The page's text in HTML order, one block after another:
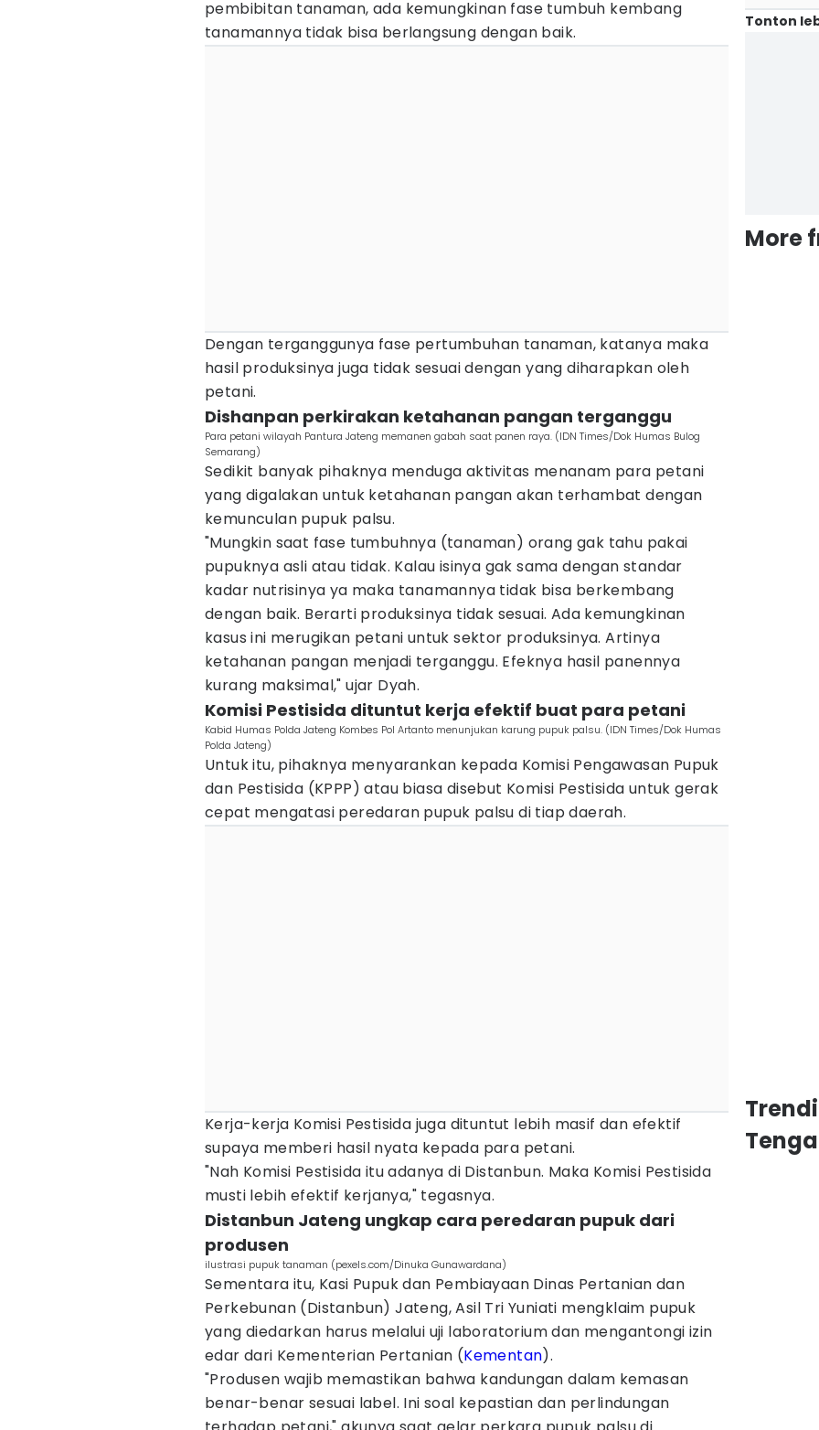
pembibitan tanaman, ada kemungkinan fase tumbuh kembang
tanamannya tidak bisa berlangsung dengan baik.
Dengan terganggunya fase pertumbuhan tanaman, katanya maka
hasil produksinya juga tidak sesuai dengan yang diharapkan oleh
petani.
Dishanpan perkirakan ketahanan pangan terganggu
Para petani wilayah Pantura Jateng memanen gabah saat panen raya. (IDN Times/Dok Humas Bulog
Semarang)
Sedikit banyak pihaknya menduga aktivitas menanam para petani
yang digalakan untuk ketahanan pangan akan terhambat dengan
kemunculan pupuk palsu.
"Mungkin saat fase tumbuhnya (tanaman) orang gak tahu pakai
pupuknya asli atau tidak. Kalau isinya gak sama dengan standar
kadar nutrisinya ya maka tanamannya tidak bisa berkembang
dengan baik. Berarti produksinya tidak sesuai. Ada kemungkinan
kasus ini merugikan petani untuk sektor produksinya. Artinya
ketahanan pangan menjadi terganggu. Efeknya hasil panennya
kurang maksimal," ujar Dyah.
Komisi Pestisida dituntut kerja efektif buat para petani
Kabid Humas Polda Jateng Kombes Pol Artanto menunjukan karung pupuk palsu. (IDN Times/Dok Humas
Polda Jateng)
Untuk itu, pihaknya menyarankan kepada Komisi Pengawasan Pupuk
dan Pestisida (KPPP) atau biasa disebut Komisi Pestisida untuk gerak
cepat mengatasi peredaran pupuk palsu di tiap daerah.
Kerja-kerja Komisi Pestisida juga dituntut lebih masif dan efektif
supaya memberi hasil nyata kepada para petani.
"Nah Komisi Pestisida itu adanya di Distanbun. Maka Komisi Pestisida
musti lebih efektif kerjanya," tegasnya.
Distanbun Jateng ungkap cara peredaran pupuk dari
produsen
ilustrasi pupuk tanaman (pexels.com/Dinuka Gunawardana)
Sementara itu, Kasi Pupuk dan Pembiayaan Dinas Pertanian dan
Perkebunan (Distanbun) Jateng, Asil Tri Yuniati mengklaim pupuk
yang diedarkan harus melalui uji laboratorium dan mengantongi izin
edar dari Kementerian Pertanian (Kementan).
"Produsen wajib memastikan bahwa kandungan dalam kemasan
benar-benar sesuai label. Ini soal kepastian dan perlindungan
Tonton
More